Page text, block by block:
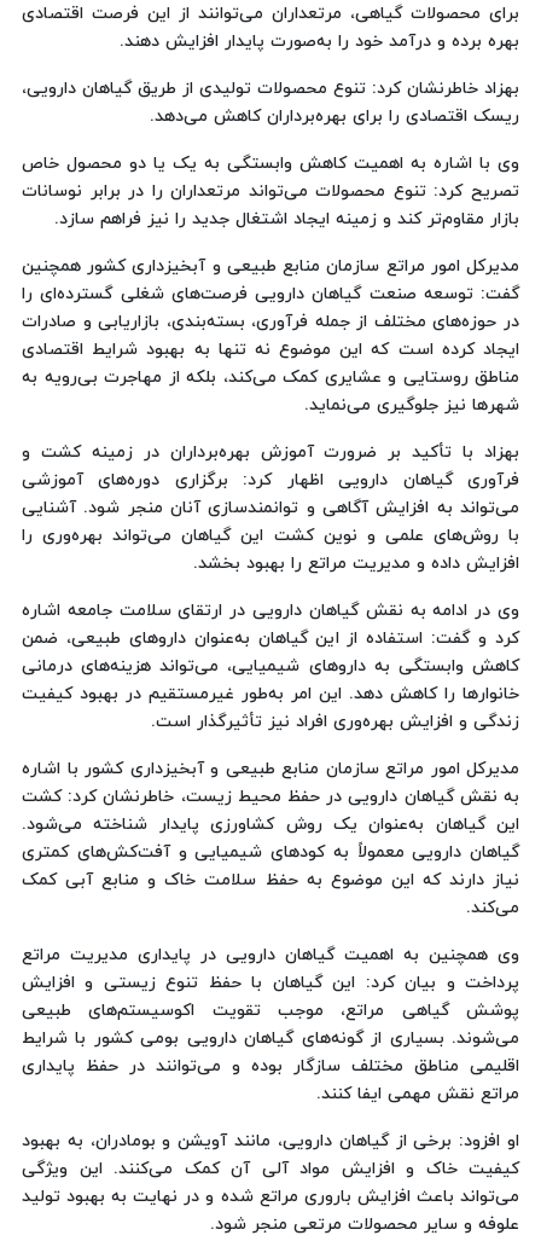
برای محصولات گیاهی، مرتعداران می‌توانند از این فرصت اقتصادی
بهره برده و درآمد خود را به‌صورت پایدار افزایش دهند.
بهزاد خاطرنشان کرد: تنوع محصولات تولیدی از طریق گیاهان دارویی،
ریسک اقتصادی را برای بهره‌برداران کاهش می‌دهد.
وی با اشاره به اهمیت کاهش وابستگی به یک یا دو محصول خاص
تصریح کرد: تنوع محصولات می‌تواند مرتعداران را در برابر نوسانات
بازار مقاوم‌تر کند و زمینه ایجاد اشتغال جدید را نیز فراهم سازد.
مدیرکل امور مراتع سازمان منابع طبیعی و آبخیزداری کشور همچنین
گفت: توسعه صنعت گیاهان دارویی فرصت‌های شغلی گسترده‌ای را
در حوزه‌های مختلف از جمله فرآوری، بسته‌بندی، بازاریابی و صادرات
ایجاد کرده است که این موضوع نه تنها به بهبود شرایط اقتصادی
مناطق روستایی و عشایری کمک می‌کند، بلکه از مهاجرت بی‌رویه به
شهرها نیز جلوگیری می‌نماید.
بهزاد با تأکید بر ضرورت آموزش بهره‌برداران در زمینه کشت و
فرآوری گیاهان دارویی اظهار کرد: برگزاری دوره‌های آموزشی
می‌تواند به افزایش آگاهی و توانمندسازی آنان منجر شود. آشنایی
با روش‌های علمی و نوین کشت این گیاهان می‌تواند بهره‌وری را
افزایش داده و مدیریت مراتع را بهبود بخشد.
وی در ادامه به نقش گیاهان دارویی در ارتقای سلامت جامعه اشاره
کرد و گفت: استفاده از این گیاهان به‌عنوان داروهای طبیعی، ضمن
کاهش وابستگی به داروهای شیمیایی، می‌تواند هزینه‌های درمانی
خانوارها را کاهش دهد. این امر به‌طور غیرمستقیم در بهبود کیفیت
زندگی و افزایش بهره‌وری افراد نیز تأثیرگذار است.
مدیرکل امور مراتع سازمان منابع طبیعی و آبخیزداری کشور با اشاره
به نقش گیاهان دارویی در حفظ محیط زیست، خاطرنشان کرد: کشت
این گیاهان به‌عنوان یک روش کشاورزی پایدار شناخته می‌شود.
گیاهان دارویی معمولاً به کودهای شیمیایی و آفت‌کش‌های کمتری
نیاز دارند که این موضوع به حفظ سلامت خاک و منابع آبی کمک
می‌کند.
وی همچنین به اهمیت گیاهان دارویی در پایداری مدیریت مراتع
پرداخت و بیان کرد: این گیاهان با حفظ تنوع زیستی و افزایش
پوشش گیاهی مراتع، موجب تقویت اکوسیستم‌های طبیعی
می‌شوند. بسیاری از گونه‌های گیاهان دارویی بومی کشور با شرایط
اقلیمی مناطق مختلف سازگار بوده و می‌توانند در حفظ پایداری
مراتع نقش مهمی ایفا کنند.
او افزود: برخی از گیاهان دارویی، مانند آویشن و بومادران، به بهبود
کیفیت خاک و افزایش مواد آلی آن کمک می‌کنند. این ویژگی
می‌تواند باعث افزایش باروری مراتع شده و در نهایت به بهبود تولید
علوفه و سایر محصولات مرتعی منجر شود.